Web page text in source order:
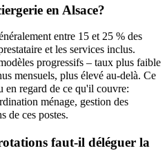
en Alsace?
entre 15 et 25 % des
et les services inclus.
progressifs – taux plus faible
mensuels, plus élevé au-delà. Ce
en regard de ce qu'il couvre:
ménage, gestion des
de ces postes.
faut-il déléguer la